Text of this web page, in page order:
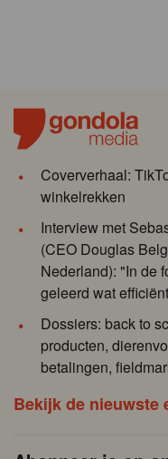
Coververhaal:
winkelrekken
Interview met
(CEO Douglas
Nederland): "In de
geleerd wat
Dossiers: back to
producten,
betalingen,
Bekijk de nieuwste